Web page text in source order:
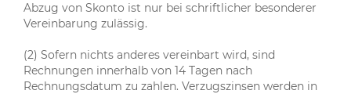
Abzug von Skonto ist nur bei schriftlicher besonderer
Vereinbarung zulässig.
(2) Sofern nichts anderes vereinbart wird, sind
Rechnungen innerhalb von 14 Tagen nach
Rechnungsdatum zu zahlen. Verzugszinsen werden in